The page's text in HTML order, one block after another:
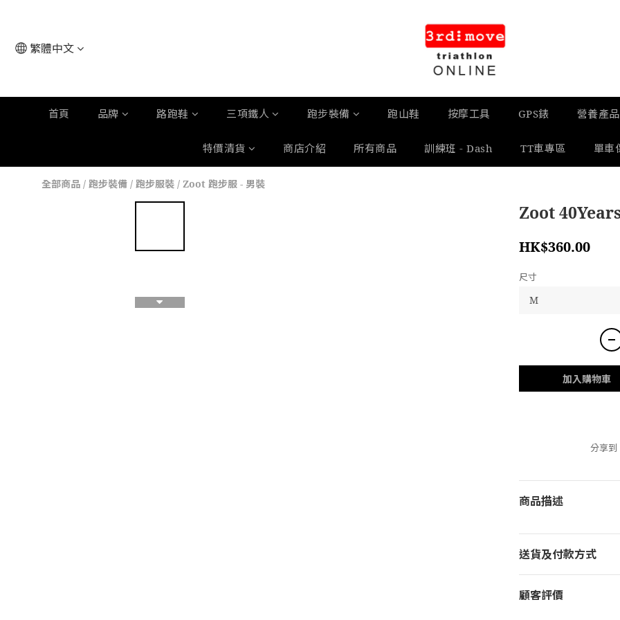
繁體中文
首頁 品牌 路跑鞋 三項鐵人 跑步裝備 跑山鞋 按摩工具 GPS錶 營養產品
特價清貨 商店介紹 所有商品 訓練班 - Dash TT車專區 單車
全部商品 / 跑步裝備 / 跑步服裝 / Zoot 跑步服 - 男裝
Zoot
HK$360.00
尺寸
加入購物車
分享到
商品描述
送貨及付款方式
顧客評價